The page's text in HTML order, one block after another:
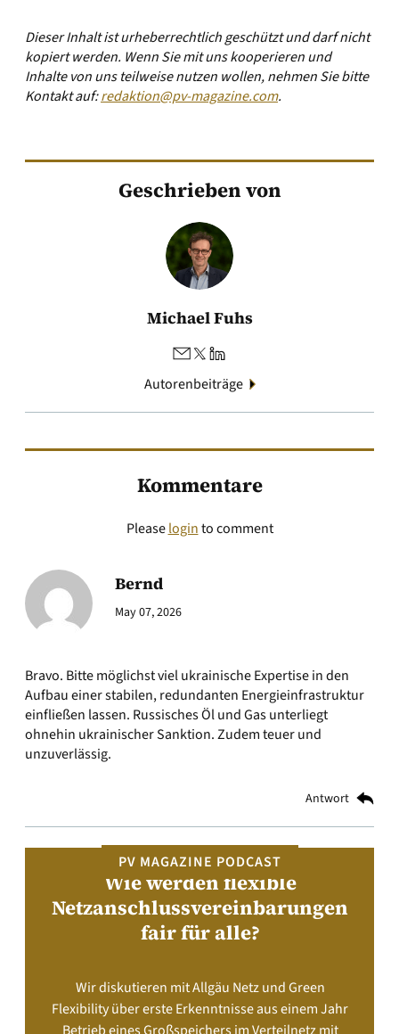
Dieser Inhalt ist urheberrechtlich geschützt und darf nicht
kopiert werden. Wenn Sie mit uns kooperieren und
Inhalte von uns teilweise nutzen wollen, nehmen Sie bitte
Kontakt auf:redaktion@pv-magazine.com.
Geschrieben von
Michael Fuhs
Autorenbeiträge
Kommentare
Pleaseloginto comment
Bernd
May 07, 2026
Bravo. Bitte möglichst viel ukrainische Expertise in den
Aufbau einer stabilen, redundanten Energieinfrastruktur
einfließen lassen. Russisches Öl und Gas unterliegt
ohnehin ukrainischer Sanktion. Zudem teuer und
unzuverlässig.
Antwort
PV MAGAZINE PODCAST
Wie werden flexible
Netzanschlussvereinbarungen
fair für alle?
Wir diskutieren mit Allgäu Netz und Green
Flexibility über erste Erkenntnisse aus einem Jahr